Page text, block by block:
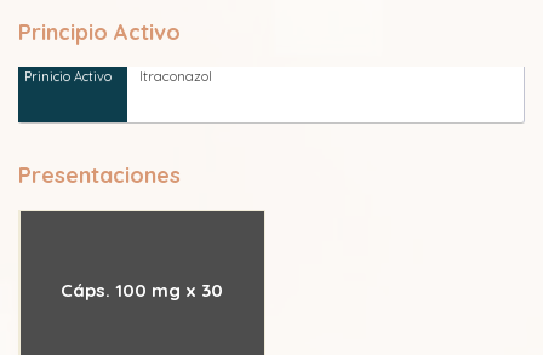
Principio Activo
Itraconazol
Presentaciones
Cáps. 100 mg x 30